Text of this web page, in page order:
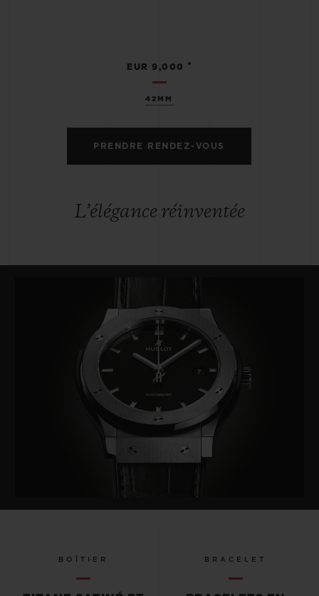
42MM
EUR 9,000 •
PRENDRE RENDEZ-VOUS
L’élégance réinventée
BOÎTIER BRACELET